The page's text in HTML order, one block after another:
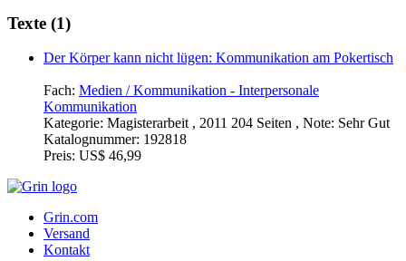
Texte (1)
Der Körper kann nicht lügen: Kommunikation am Pokertisch
Fach: Medien / Kommunikation - Interpersonale
Kommunikation
Kategorie: Magisterarbeit , 2011 204 Seiten , Note: Sehr Gut
Katalognummer: 192818
Preis: US$ 46,99
Grin.com
Versand
Kontakt